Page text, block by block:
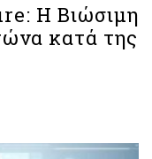
Η Βιώσιμη
κατά της